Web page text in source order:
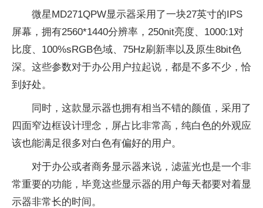
微星MD271QPW显示器采用了一块27英寸的IPS
屏幕，拥有2560*1440分辨率，250nit亮度、1000:1对
比度、100%sRGB色域、75Hz刷新率以及原生8bit色
深。这些参数对于办公用户拉起说，都是不多不少，恰
到好处。
同时，这款显示器也拥有相当不错的颜值，采用了
四面窄边框设计理念，屏占比非常高，纯白色的外观应
该也能满足很多对白色有偏好的用户。
对于办公或者商务显示器来说，滤蓝光也是一个非
常重要的功能，毕竟这些显示器的用户每天都要对着显
示器非常长的时间。